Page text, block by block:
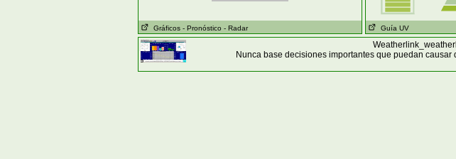
Gráficos - Pronóstico - Radar Guía UV
Nunca base decisiones importantes que puedan